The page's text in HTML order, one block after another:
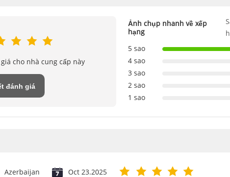
cho nhà cung cấp này
đánh giá
Ảnh chụp nhanh về xếp
hạng
5 sao
4 sao
3 sao
2 sao
1 sao
Azerbaijan Oct 23.2025